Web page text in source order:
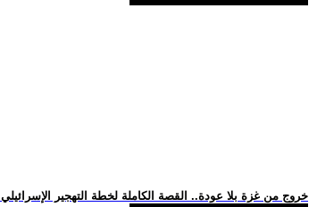
.. خروج من غزة بلا عودة.. القصة الكاملة لخطة التهجير الإسرائيلي